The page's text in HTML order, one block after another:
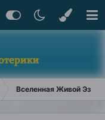
Вселенная Живой